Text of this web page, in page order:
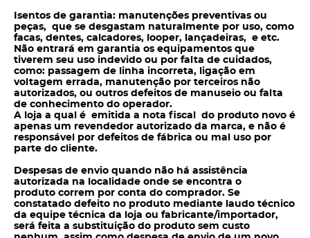
Isentos de garantia: manutenções preventivas ou
peças, que se desgastam naturalmente por uso, como
facas, dentes, calcadores, looper, lançadeiras, e etc.
Não entrará em garantia os equipamentos que
tiverem seu uso indevido ou por falta de cuidados,
como: passagem de linha incorreta, ligação em
voltagem errada, manutenção por terceiros não
autorizados, ou outros defeitos de manuseio ou falta
de conhecimento do operador.
A loja a qual é emitida a nota fiscal do produto novo é
apenas um revendedor autorizado da marca, e não é
responsável por defeitos de fábrica ou mal uso por
parte do cliente.
Despesas de envio quando não há assistência
autorizada na localidade onde se encontra o
produto correm por conta do comprador. Se
constatado defeito no produto mediante laudo técnico
da equipe técnica da loja ou fabricante/importador,
será feita a substituição do produto sem custo